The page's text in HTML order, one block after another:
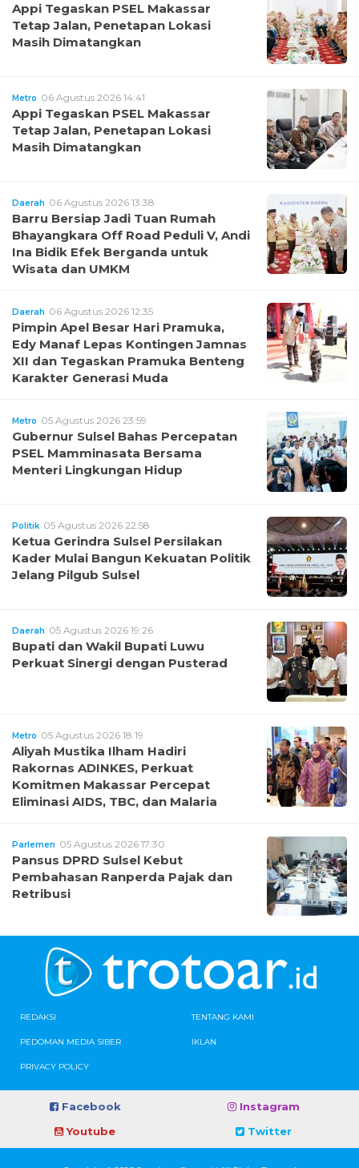
Appi Tegaskan PSEL Makassar
Tetap Jalan, Penetapan Lokasi
Masih Dimatangkan
Metro 06 Agustus 2026 14:41
Appi Tegaskan PSEL Makassar
Tetap Jalan, Penetapan Lokasi
Masih Dimatangkan
Daerah 06 Agustus 2026 13:38
Barru Bersiap Jadi Tuan Rumah
Bhayangkara Off Road Peduli V, Andi
Ina Bidik Efek Berganda untuk
Wisata dan UMKM
Daerah 06 Agustus 2026 12:35
Pimpin Apel Besar Hari Pramuka,
Edy Manaf Lepas Kontingen Jamnas
XII dan Tegaskan Pramuka Benteng
Karakter Generasi Muda
Metro 05 Agustus 2026 23:59
Gubernur Sulsel Bahas Percepatan
PSEL Mamminasata Bersama
Menteri Lingkungan Hidup
Politik 05 Agustus 2026 22:58
Ketua Gerindra Sulsel Persilakan
Kader Mulai Bangun Kekuatan Politik
Jelang Pilgub Sulsel
Daerah 05 Agustus 2026 19:26
Bupati dan Wakil Bupati Luwu
Perkuat Sinergi dengan Pusterad
Metro 05 Agustus 2026 18:19
Aliyah Mustika Ilham Hadiri
Rakornas ADINKES, Perkuat
Komitmen Makassar Percepat
Eliminasi AIDS, TBC, dan Malaria
Parlemen 05 Agustus 2026 17:30
Pansus DPRD Sulsel Kebut
Pembahasan Ranperda Pajak dan
Retribusi
REDAKSI TENTANG KAMI
PEDOMAN MEDIA SIBER IKLAN
PRIVACY POLICY
Facebook
Instagram
Youtube
Twitter